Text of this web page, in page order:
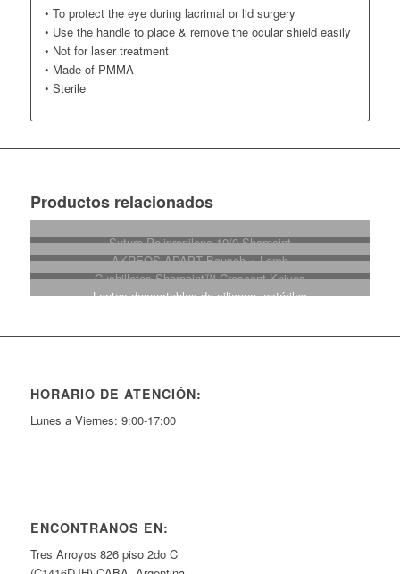
• To protect the eye during lacrimal or lid surgery
• Use the handle to place & remove the ocular shield easily
• Not for laser treatment
• Made of PMMA
• Sterile
Productos relacionados
Sutura Polipropileno 10/0 Sharpoint
AKREOS ADAPT Bausch + Lomb
Cuchilletes Sharpoint™ Crescent Knives
Lentes descartables de silicona, estériles
HORARIO DE ATENCIÓN:
Lunes a Viernes: 9:00-17:00
ENCONTRANOS EN:
Tres Arroyos 826 piso 2do C